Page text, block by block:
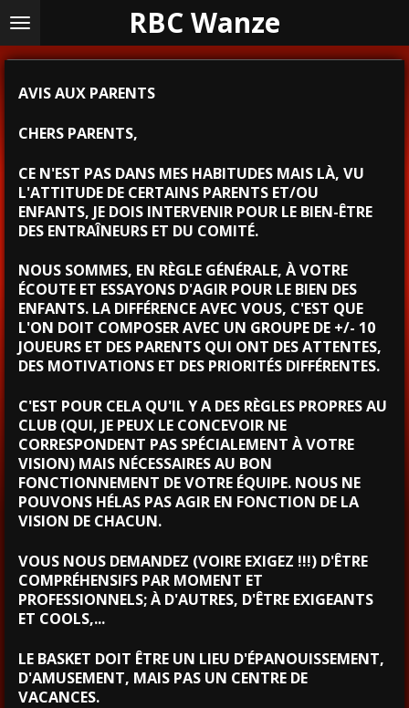
Passer
contenu
RBC Wanze
AVIS AUX PARENTS
CHERS PARENTS,
CE N'EST PAS DANS MES HABITUDES MAIS LÀ, VU
L'ATTITUDE DE CERTAINS PARENTS ET/OU
ENFANTS, JE DOIS INTERVENIR POUR LE BIEN-ÊTRE
DES ENTRAÎNEURS ET DU COMITÉ.
NOUS SOMMES, EN RÈGLE GÉNÉRALE, À VOTRE
ÉCOUTE ET ESSAYONS D'AGIR POUR LE BIEN DES
ENFANTS. LA DIFFÉRENCE AVEC VOUS, C'EST QUE
L'ON DOIT COMPOSER AVEC UN GROUPE DE +/- 10
JOUEURS ET DES PARENTS QUI ONT DES ATTENTES,
DES MOTIVATIONS ET DES PRIORITÉS DIFFÉRENTES.
C'EST POUR CELA QU'IL Y A DES RÈGLES PROPRES AU
CLUB (QUI, JE PEUX LE CONCEVOIR NE
CORRESPONDENT PAS SPÉCIALEMENT À VOTRE
VISION) MAIS NÉCESSAIRES AU BON
FONCTIONNEMENT DE VOTRE ÉQUIPE. NOUS NE
POUVONS HÉLAS PAS AGIR EN FONCTION DE LA
VISION DE CHACUN.
VOUS NOUS DEMANDEZ (VOIRE EXIGEZ !!!) D'ÊTRE
COMPRÉHENSIFS PAR MOMENT ET
PROFESSIONNELS; À D'AUTRES, D'ÊTRE EXIGEANTS
ET COOLS,...
LE BASKET DOIT ÊTRE UN LIEU D'ÉPANOUISSEMENT,
D'AMUSEMENT, MAIS PAS UN CENTRE DE
VACANCES.